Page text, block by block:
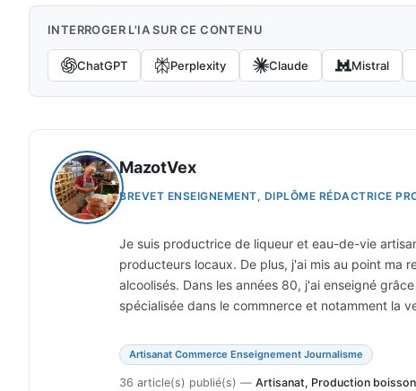
INTERROGER L'IA SUR CE CONTENU
ChatGPT Perplexity Claude Mistral
MazotVex
BREVET ENSEIGNEMENT, DIPLÔME RÉDACTRICE
Je suis productrice de liqueur et eau-de-vie
producteurs locaux. De plus, j'ai mis au point ma
alcoolisés. Dans les années 80, j'ai enseigné
spécialisée dans le commnerce et notamment la
Artisanat Commerce Enseignement Journalisme
36 article(s) publié(s) — Artisanat, Production